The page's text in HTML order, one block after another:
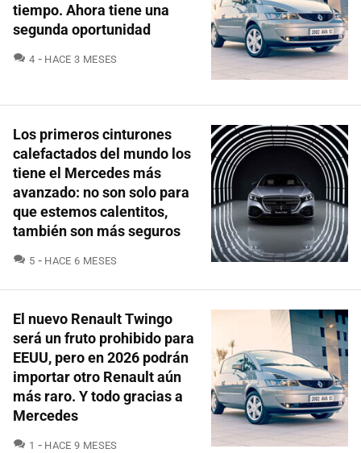
tiempo. Ahora tiene una
segunda oportunidad
4 COMENTARIOS
HACE 3 MESES
Los primeros cinturones
calefactados del mundo los
tiene el Mercedes más
avanzado: no son solo para
que estemos calentitos,
también son más seguros
5 COMENTARIOS
HACE 6 MESES
El nuevo Renault Twingo
será un fruto prohibido para
EEUU, pero en 2026 podrán
importar otro Renault aún
más raro. Y todo gracias a
Mercedes
1 COMENTARIOS
HACE 9 MESES